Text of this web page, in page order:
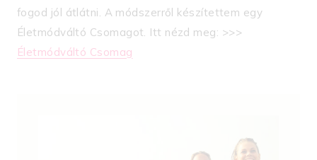
fogod jól átlátni. A módszerről készítettem egy
Életmódváltó Csomagot. Itt nézd meg: >>>
Életmódváltó Csomag